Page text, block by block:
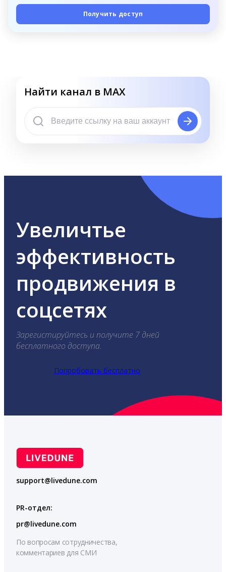
Получить доступ
Найти канал в MAX
Увеличтье
эффективность
продвижения в
соцсетях
Зарегистируйтесь и получите 7 дней
бесплатного доступа.
Попробовать бесплатно
support@livedune.com
PR-отдел:
pr@livedune.com
По вопросам сотрудничества,
комментариев для СМИ